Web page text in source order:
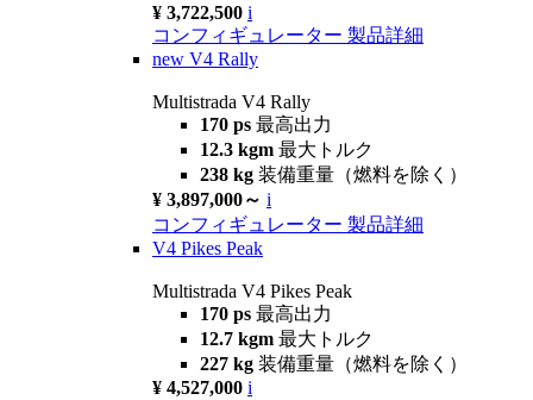
¥ 3,722,500 i
コンフィギュレーター 製品詳細
new V4 Rally
Multistrada V4 Rally
170 ps 最高出力
12.3 kgm 最大トルク
238 kg 装備重量（燃料を除く）
¥ 3,897,000～ i
コンフィギュレーター 製品詳細
V4 Pikes Peak
Multistrada V4 Pikes Peak
170 ps 最高出力
12.7 kgm 最大トルク
227 kg 装備重量（燃料を除く）
¥ 4,527,000 i